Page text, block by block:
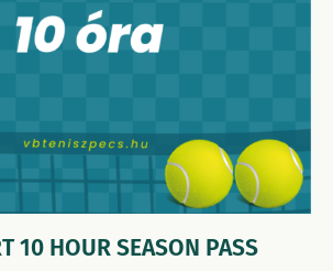
10 HOUR SEASON PASS